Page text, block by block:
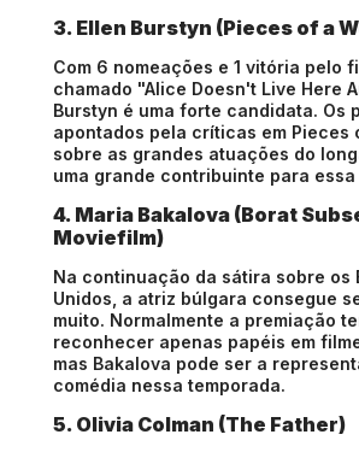
3. Ellen Burstyn (Pieces of a
Com 6 nomeações e 1 vitória pelo
chamado "Alice Doesn't Live Here
Burstyn é uma forte candidata. Os
apontados pela críticas em Pieces
sobre as grandes atuações do
uma grande contribuinte para essa
4. Maria Bakalova (Borat
Moviefilm)
Na continuação da sátira sobre os
Unidos, a atriz búlgara consegue
muito. Normalmente a premiação
reconhecer apenas papéis em
mas Bakalova pode ser a
comédia nessa temporada.
5. Olivia Colman (The Father)